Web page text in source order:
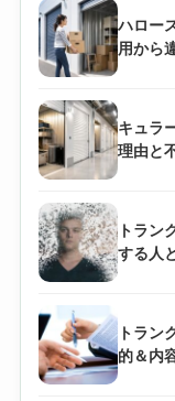
ハロー
用から
キュラ
理由と
トラン
する人
トラン
的＆内